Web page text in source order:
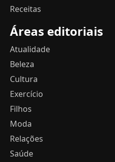
Receitas
Áreas editoriais
Atualidade
Beleza
Cultura
Exercício
Filhos
Moda
Relações
Saúde